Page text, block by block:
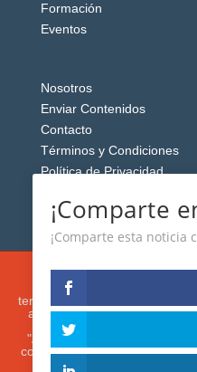
Formación
Eventos
Nosotros
Enviar Contenidos
Contacto
Términos y Condiciones
Política de Privacidad
Esta web usa cookies
terceros) para analizar el
anuncios que le mostremos
intereses, buscando así
"Aceptar" o continúa
configurar o rechazar su uso
¡Comparte
¡Comparte esta noticia